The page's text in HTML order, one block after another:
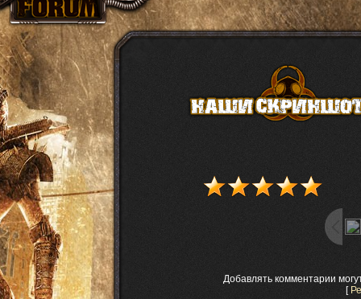
Добавлять комментарии
[